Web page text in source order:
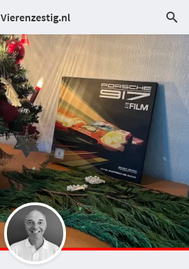
Vierenzestig.nl